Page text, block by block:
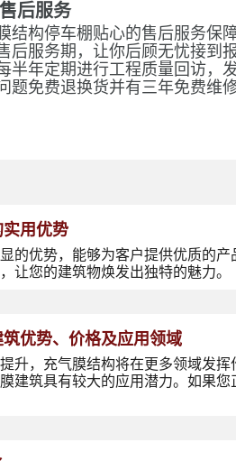
后服务
结构停车棚贴心的售后服务保
后服务期，让你后顾无忧接到
半年定期进行工程质量回访，
题免费退换货并有三年免费维
用优势
的优势，能够为客户提供优质的
让您的建筑物焕发出独特的魅力。
优势、价格及应用领域
升，充气膜结构将在更多领域发
建筑具有较大的应用潜力。如果